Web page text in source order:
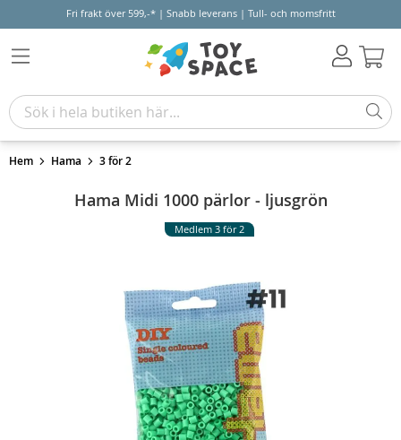
Fri frakt över 599,-* | Snabb leverans | Tull- och momsfritt
Hem Hama 3 för 2
Hama Midi 1000 pärlor - ljusgrön
Medlem 3 för 2